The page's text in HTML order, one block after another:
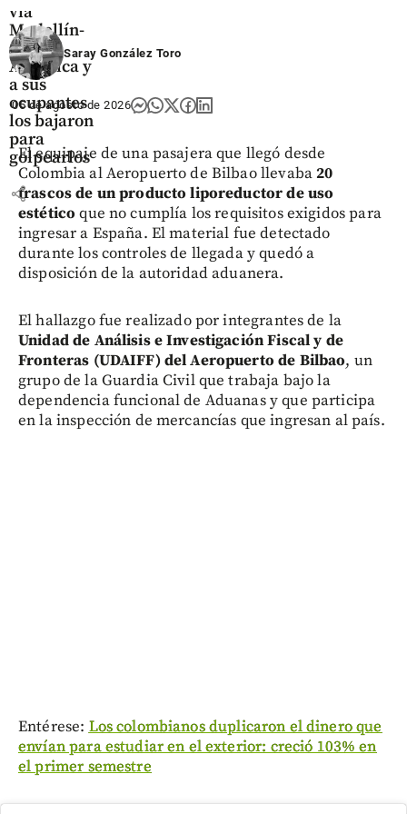
vía
Medellín-
Costa
Atlántica y
a sus
ocupantes
los bajaron
para
golpearlos
share
Saray González Toro
05 de agosto de 2026
El equipaje de una pasajera que llegó desde
Colombia al Aeropuerto de Bilbao llevaba20
frascos de un producto liporeductor de uso
estético que no cumplía los requisitos exigidos para
ingresar a España. El material fue detectado
durante los controles de llegada y quedó a
disposición de la autoridad aduanera.
El hallazgo fue realizado por integrantes de la
Unidad de Análisis e Investigación Fiscal y de
Fronteras (UDAIFF) del Aeropuerto de Bilbao, un
grupo de la Guardia Civil que trabaja bajo la
dependencia funcional de Aduanas y que participa
en la inspección de mercancías que ingresan al país.
Entérese: Los colombianos duplicaron el dinero que
envían para estudiar en el exterior: creció 103% en
el primer semestre